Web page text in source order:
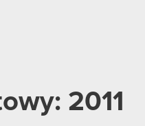
2011